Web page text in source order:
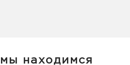
находимся